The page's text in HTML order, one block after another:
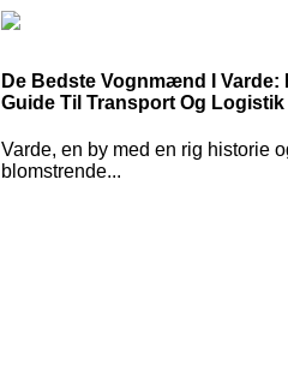
De Bedste Vognmænd I Varde:
Guide Til Transport Og Logistik
Varde, en by med en rig historie
blomstrende...